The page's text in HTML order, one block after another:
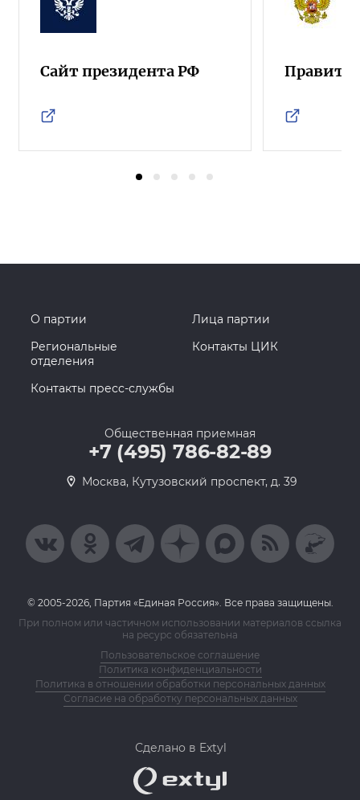
Сайт президента РФ
О партии
Лица партии
Региональные
отделения
Контакты ЦИК
Контакты пресс-службы
Общественная приемная
+7 (495) 786-82-89
Москва, Кутузовский проспект, д. 39
© 2005-2026, Партия «Единая Россия». Все права защищены.
При полном или частичном использовании материалов ссылка
на ресурс обязательна
Пользовательское соглашение
Политика конфиденциальности
Политика в отношении обработки персональных данных
Согласие на обработку персональных данных
Сделано в Extyl